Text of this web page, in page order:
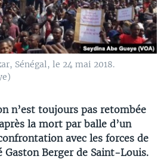
Sénégal, le 24 mai 2018.
n’est toujours pas retombée
la mort par balle d’un
avec les forces de
Gaston Berger de Saint-Louis.